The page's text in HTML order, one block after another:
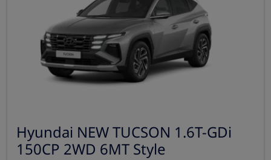
Hyundai NEW TUCSON 1.6T-GDi
150CP 2WD 6MT Style